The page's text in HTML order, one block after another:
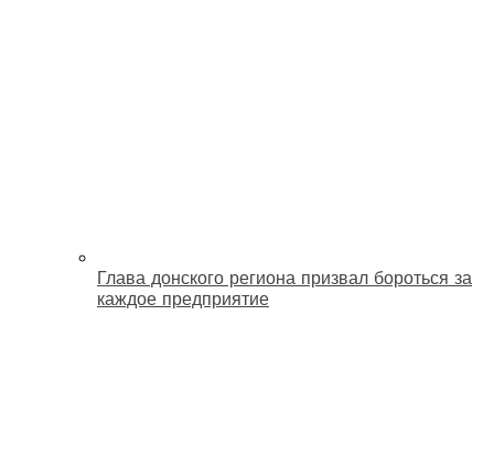
Глава донского региона призвал бороться за
каждое предприятие